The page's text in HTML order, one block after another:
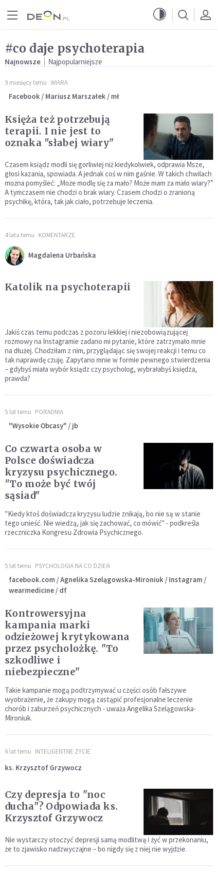
#co daje psychoterapia
Najnowsze Najpopularniejsze
9 miesięcy temu WIARA
Facebook / Mariusz Marszałek / mł
Księża też potrzebują
terapii. I nie jest to
oznaka "słabej wiary"
Czasem ksiądz modli się gorliwiej niż kiedykolwiek, odprawia Msze,
głosi kazania, spowiada. A jednak coś w nim gaśnie. W takich chwilach
można pomyśleć: „Może modlę się za mało? Może mam za mało wiary?”
A tymczasem nie chodzi o brak wiary. Czasem chodzi o zranioną
psychikę, która, tak jak ciało, potrzebuje leczenia.
4 lata temu KOMENTARZE
Magdalena Urbańska
Katolik na psychoterapii
Jakiś czas temu podczas z pozoru lekkiej i niezobowiązującej
rozmowy na Instagramie zadano mi pytanie, które zatrzymało mnie
na dłużej. Chodziłam z nim, przyglądając się swojej reakcji i temu co
tak naprawdę czuję. Zapytano mnie w formie pewnego stwierdzenia
– gdybyś miała wybór ksiądz czy psycholog, wybrałabyś księdza,
prawda?
5 lat temu PORADNIA
"Wysokie Obcasy" / jb
Co czwarta osoba w
Polsce doświadcza
kryzysu psychicznego.
"To może być twój
sąsiad"
"Kiedy ktoś doświadcza kryzysu ludzie znikają, bo nie są w stanie
tego unieść. Nie wiedzą, jak się zachować, co mówić" - podkreśla
rzeczniczka Kongresu Zdrowia Psychicznego.
5 lat temu PSYCHOLOGIA NA CO DZIEŃ
facebook.com / Agnelika Szelągowska-Mironiuk / Instagram /
wearmedicine / df
Kontrowersyjna
kampania marki
odzieżowej krytykowana
przez psycholożkę. "To
szkodliwe i
niebezpieczne"
Takie kampanie mogą podtrzymywać u części osób fałszywe
wyobrażenie, że zakupy mogą zastąpić profesjonalne leczenie
chorób i zaburzeń psychicznych - uważa Angelika Szelągowska-
Mironiuk.
6 lat temu INTELIGENTNE ŻYCIE
ks. Krzysztof Grzywocz
Czy depresja to "noc
ducha"? Odpowiada ks.
Krzysztof Grzywocz
Nie wystarczy otoczyć depresji samą modlitwą i żyć w przekonaniu,
że to zjawisko nadzwyczajne – bo nigdy się z niej nie wyjdzie.